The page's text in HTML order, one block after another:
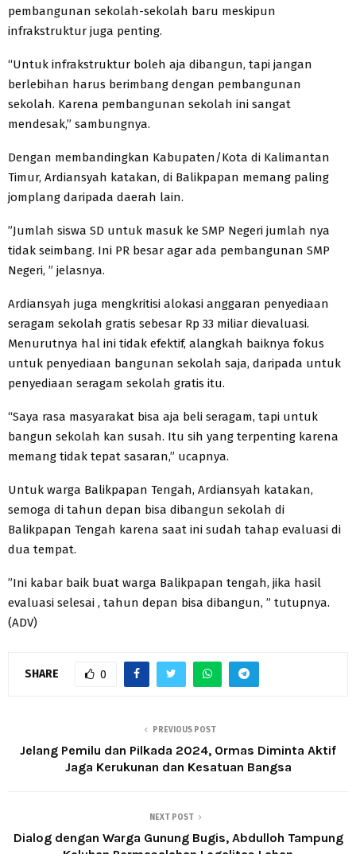
pembangunan sekolah-sekolah baru meskipun
infrakstruktur juga penting.
“Untuk infrakstruktur boleh aja dibangun, tapi jangan
berlebihan harus berimbang dengan pembangunan
sekolah. Karena pembangunan sekolah ini sangat
mendesak,” sambungnya.
Dengan membandingkan Kabupaten/Kota di Kalimantan
Timur, Ardiansyah katakan, di Balikpapan memang paling
jomplang daripada daerah lain.
”Jumlah siswa SD untuk masuk ke SMP Negeri jumlah nya
tidak seimbang. Ini PR besar agar ada pembangunan SMP
Negeri, ” jelasnya.
Ardiansyah juga mengkritisi alokasi anggaran penyediaan
seragam sekolah gratis sebesar Rp 33 miliar dievaluasi.
Menurutnya hal ini tidak efektif, alangkah baiknya fokus
untuk penyediaan bangunan sekolah saja, daripada untuk
penyediaan seragam sekolah gratis itu.
“Saya rasa masyarakat bisa aja beli seragam, tapi untuk
bangun sekolah kan susah. Itu sih yang terpenting karena
memang tidak tepat sasaran,” ucapnya.
Untuk warga Balikpapan Tengah, Ardiansyah katakan,
semoga di tahun depan bisa dibangun sekolah di
Balikpapan Tengah karena saat ini sudah tahap evaluasi di
dua tempat.
”Ini kabar baik buat warga Balikpapan tengah, jika hasil
evaluasi selesai , tahun depan bisa dibangun, ” tutupnya.
(ADV)
SHARE 0
PREVIOUS POST
Jelang Pemilu dan Pilkada 2024, Ormas Diminta Aktif
Jaga Kerukunan dan Kesatuan Bangsa
NEXT POST
Dialog dengan Warga Gunung Bugis, Abdulloh Tampung